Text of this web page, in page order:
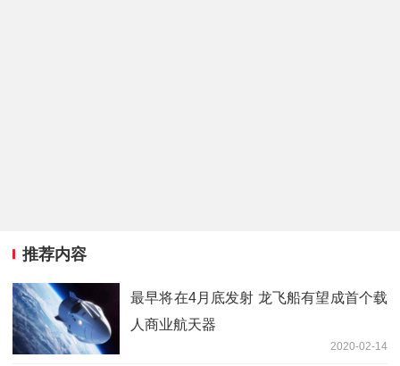
推荐内容
最早将在4月底发射 龙飞船有望成首个载
人商业航天器
2020-02-14